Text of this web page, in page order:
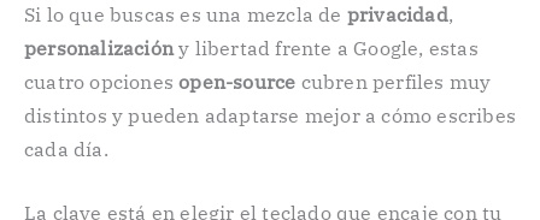
Si lo que buscas es una mezcla de privacidad,
personalizacióny libertad frente a Google, estas
cuatro opcionesopen-source cubren perfiles muy
distintos y pueden adaptarse mejor a cómo escribes
cada día.
La clave está en elegir el teclado que encaje con tu